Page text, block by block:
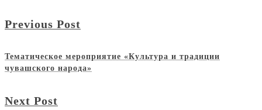
Previous Post
Тематическое мероприятие «Культура и традиции
чувашского народа»
Next Post